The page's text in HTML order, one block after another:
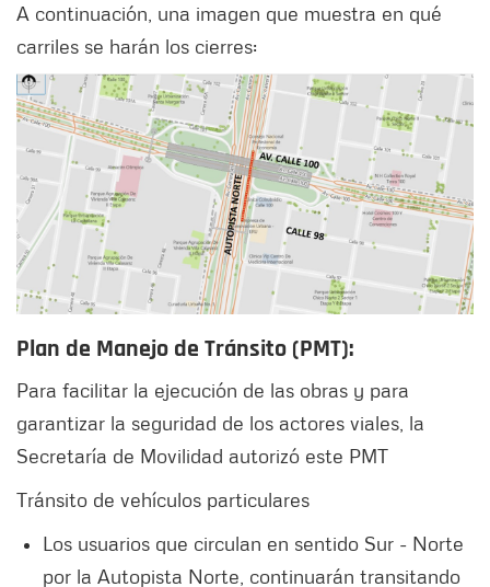
A continuación, una imagen que muestra en qué
carriles se harán los cierres:
Plan de Manejo de Tránsito (PMT):
Para facilitar la ejecución de las obras y para
garantizar la seguridad de los actores viales, la
Secretaría de Movilidad autorizó este PMT
Tránsito de vehículos particulares
Los usuarios que circulan en sentido Sur - Norte
por la Autopista Norte, continuarán transitando